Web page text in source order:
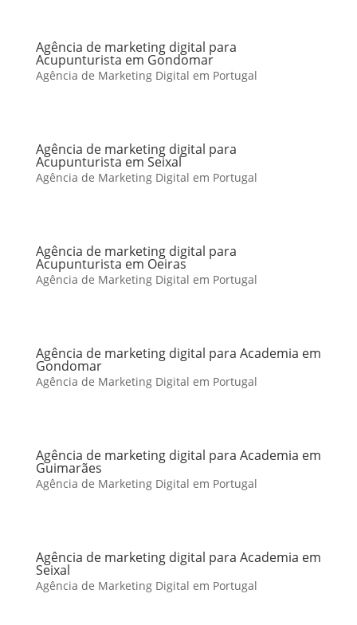
Agência de marketing digital para
Acupunturista em Gondomar
Agência de Marketing Digital em Portugal
Agência de marketing digital para
Acupunturista em Seixal
Agência de Marketing Digital em Portugal
Agência de marketing digital para
Acupunturista em Oeiras
Agência de Marketing Digital em Portugal
Agência de marketing digital para Academia em
Gondomar
Agência de Marketing Digital em Portugal
Agência de marketing digital para Academia em
Guimarães
Agência de Marketing Digital em Portugal
Agência de marketing digital para Academia em
Seixal
Agência de Marketing Digital em Portugal